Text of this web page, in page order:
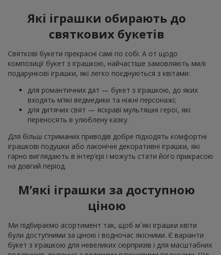
Які іграшки обирають до
святкових букетів
Святкові букети прекрасні самі по собі. А от щодо
композиції букет з іграшкою, найчастіше замовляють милі
подарункові іграшки, які легко поєднуються з квітами:
для романтичних дат — букет з іграшкою, до яких
входять м’які ведмедики та ніжні персонажі;
для дитячих свят — яскраві мультяшні герої, які
переносять в улюблену казку.
Для більш стриманих приводів добре підходять комфортні
іграшкові подушки або лаконічні декоративні іграшки, які
гарно виглядають в інтер’єрі і можуть стати його прикрасою
на довгий період.
М’які іграшки за доступною
ціною
Ми підбираємо асортимент так, щоб м`які іграшки квіти
були доступними за ціною і водночас якісними. Є варіанти
букет з іграшкою для невеликих сюрпризів і для масштабних